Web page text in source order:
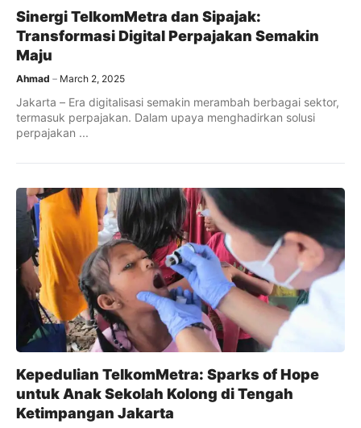
Sinergi TelkomMetra dan Sipajak:
Transformasi Digital Perpajakan Semakin
Maju
Ahmad March 2, 2025
Jakarta – Era digitalisasi semakin merambah berbagai sektor,
termasuk perpajakan. Dalam upaya menghadirkan solusi
perpajakan ...
Kepedulian TelkomMetra: Sparks of Hope
untuk Anak Sekolah Kolong di Tengah
Ketimpangan Jakarta